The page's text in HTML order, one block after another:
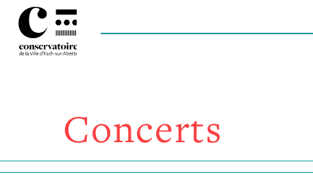
Concerts